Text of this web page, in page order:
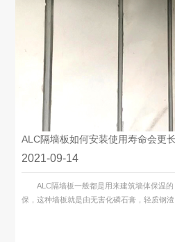
ALC隔墙板如何安装使用寿命会更
2021-09-14
ALC隔墙板一般都是用来建筑墙体保温的
保，这种墙板就是由无害化磷石膏，轻质钢